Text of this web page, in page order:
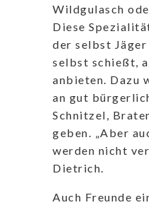
Wildgulasch
Diese
der selbst
selbst schießt,
anbieten. Dazu
an gut
Schnitzel,
geben. „Aber
werden nicht
Dietrich.
Auch Freunde